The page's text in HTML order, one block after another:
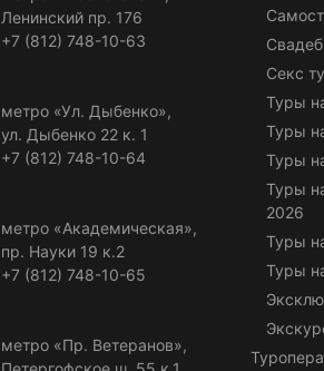
Ленинский пр. 176
+7 (812) 748-10-63
метро «Ул. Дыбенко»,
ул. Дыбенко 22 к. 1
+7 (812) 748-10-64
метро «Академическая»,
пр. Науки 19 к.2
+7 (812) 748-10-65
метро «Пр. Ветеранов»,
Секс
Туры
Туры
Туры
Туры
2026
Туры
Туры